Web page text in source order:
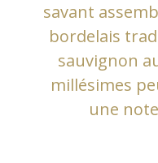
savant
bordelais
sauvignon
millésimes
une